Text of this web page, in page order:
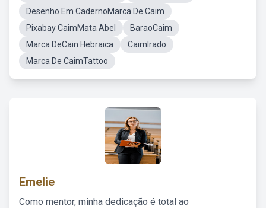
Desenho Em CadernoMarca De Caim
Pixabay CaimMata Abel
BaraoCaim
Marca DeCain Hebraica
CaimIrado
Marca De CaimTattoo
Emelie
Como mentor, minha dedicação é total ao